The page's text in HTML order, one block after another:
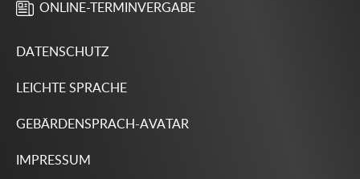
ONLINE-TERMINVERGABE
DATENSCHUTZ
LEICHTE SPRACHE
GEBÄRDENSPRACH-AVATAR
IMPRESSUM